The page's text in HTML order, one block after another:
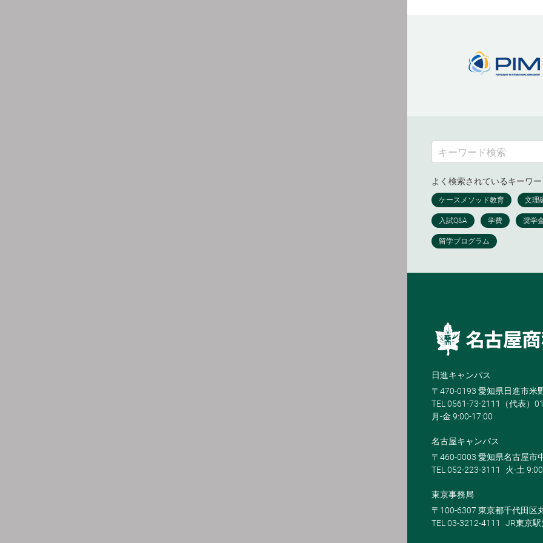
よく検索されているキーワ
日進キャンパス
〒470-0193 愛知県日進市米
TEL 0561-73-2111（代表）
月-金 9:00-17:00
名古屋キャンパス
〒460-0003 愛知県名古屋市
TEL 052-223-3111
火-土
東京事務局
〒100-6307 東京都千代田区
TEL 03-3212-4111
JR東京